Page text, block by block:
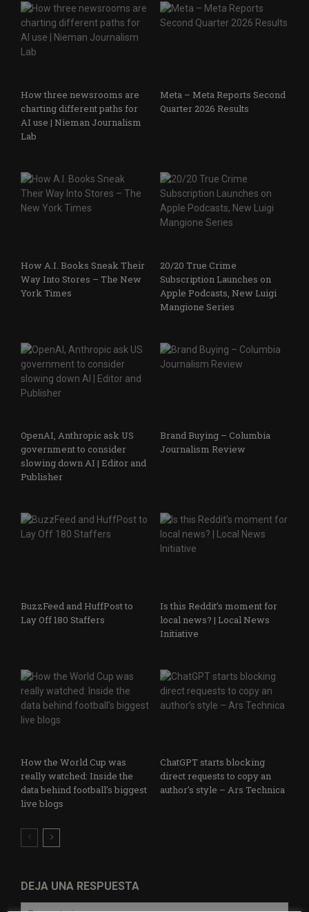
How three newsrooms are
charting different paths for
AI use | Nieman Journalism
Lab
Meta – Meta Reports Second
Quarter 2026 Results
How A.I. Books Sneak Their
Way Into Stores – The New
York Times
20/20 True Crime
Subscription Launches on
Apple Podcasts, New Luigi
Mangione Series
OpenAI, Anthropic ask US
government to consider
slowing down AI | Editor and
Publisher
Brand Buying – Columbia
Journalism Review
BuzzFeed and HuffPost to
Lay Off 180 Staffers
Is this Reddit’s moment for
local news? | Local News
Initiative
How the World Cup was
really watched: Inside the
data behind football’s biggest
live blogs
ChatGPT starts blocking
direct requests to copy an
author’s style – Ars Technica
DEJA UNA RESPUESTA